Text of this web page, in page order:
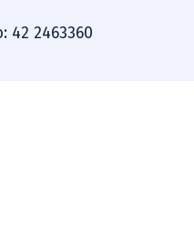
42 2463360